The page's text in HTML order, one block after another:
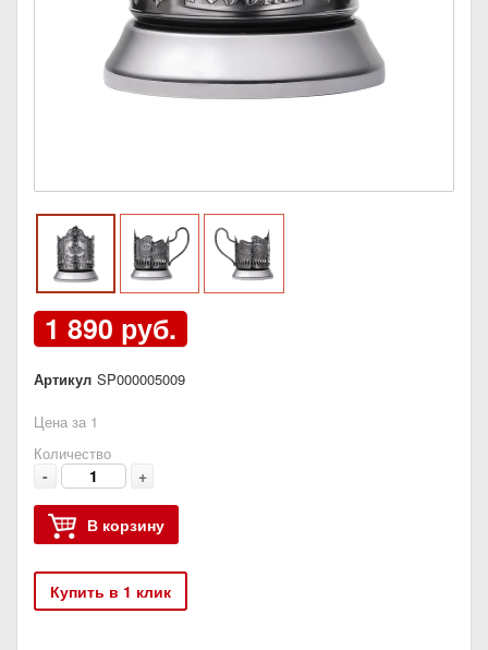
1 890 руб.
Артикул SP000005009
Цена за 1
Количество
- +
В корзину
Купить в 1 клик